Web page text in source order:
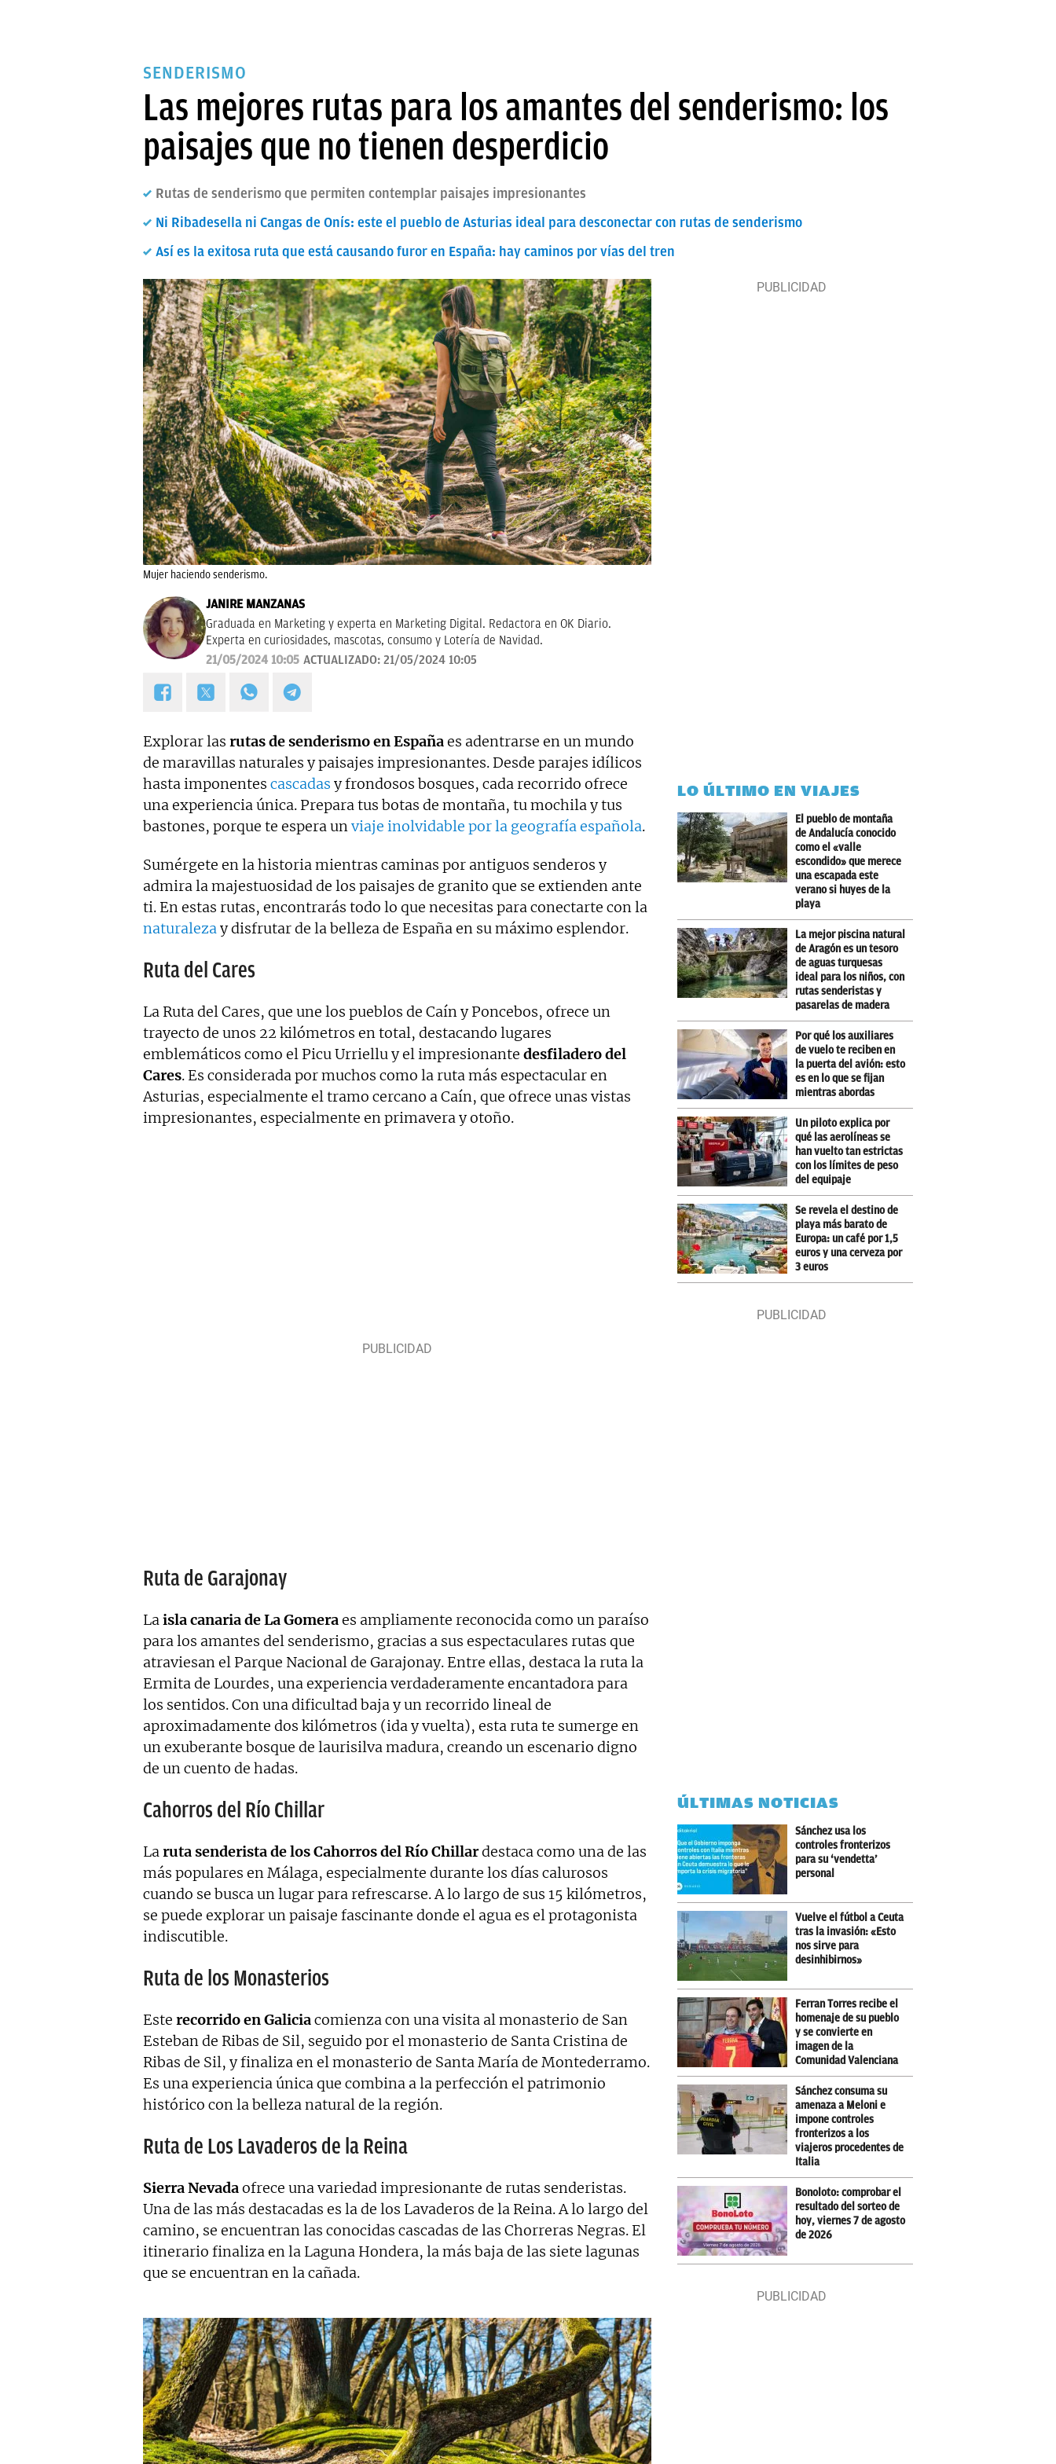
SENDERISMO
Las mejores rutas para los amantes del senderismo: los
paisajes que no tienen desperdicio
Rutas de senderismo que permiten contemplar paisajes impresionantes
Ni Ribadesella ni Cangas de Onís: este el pueblo de Asturias ideal para desconectar con rutas de senderismo
Así es la exitosa ruta que está causando furor en España: hay caminos por vías del tren
Mujer haciendo senderismo.
JANIRE MANZANAS
Graduada en Marketing y experta en Marketing Digital. Redactora en OK Diario.
Experta en curiosidades, mascotas, consumo y Lotería de Navidad.
21/05/2024 10:05 ACTUALIZADO: 21/05/2024 10:05
Explorar las rutas de senderismo en Españaes adentrarse en un mundo
de maravillas naturales y paisajes impresionantes. Desde parajes idílicos
hasta imponentes cascadas y frondosos bosques, cada recorrido ofrece
una experiencia única. Prepara tus botas de montaña, tu mochila y tus
bastones, porque te espera unviaje inolvidable por la geografía española.
Sumérgete en la historia mientras caminas por antiguos senderos y
admira la majestuosidad de los paisajes de granito que se extienden ante
ti. En estas rutas, encontrarás todo lo que necesitas para conectarte con la
naturalezay disfrutar de la belleza de España en su máximo esplendor.
Ruta del Cares
La Ruta del Cares, que une los pueblos de Caín y Poncebos, ofrece un
trayecto de unos 22 kilómetros en total, destacando lugares
emblemáticos como el Picu Urriellu y el impresionante desfiladero del
Cares. Es considerada por muchos como la ruta más espectacular en
Asturias, especialmente el tramo cercano a Caín, que ofrece unas vistas
impresionantes, especialmente en primavera y otoño.
Ruta de Garajonay
Laisla canaria de La Gomeraes ampliamente reconocida como un paraíso
para los amantes del senderismo, gracias a sus espectaculares rutas que
atraviesan el Parque Nacional de Garajonay. Entre ellas, destaca la ruta la
Ermita de Lourdes, una experiencia verdaderamente encantadora para
los sentidos. Con una dificultad baja y un recorrido lineal de
aproximadamente dos kilómetros (ida y vuelta), esta ruta te sumerge en
un exuberante bosque de laurisilva madura, creando un escenario digno
de un cuento de hadas.
Cahorros del Río Chillar
Laruta senderista de los Cahorros del Río Chillardestaca como una de las
más populares en Málaga, especialmente durante los días calurosos
cuando se busca un lugar para refrescarse. A lo largo de sus 15 kilómetros,
se puede explorar un paisaje fascinante donde el agua es el protagonista
indiscutible.
Ruta de los Monasterios
Este recorrido en Galiciacomienza con una visita al monasterio de San
Esteban de Ribas de Sil, seguido por el monasterio de Santa Cristina de
Ribas de Sil, y finaliza en el monasterio de Santa María de Montederramo.
Es una experiencia única que combina a la perfección el patrimonio
histórico con la belleza natural de la región.
Ruta de Los Lavaderos de la Reina
Sierra Nevadaofrece una variedad impresionante de rutas senderistas.
Una de las más destacadas es la de los Lavaderos de la Reina. A lo largo del
camino, se encuentran las conocidas cascadas de las Chorreras Negras. El
itinerario finaliza en la Laguna Hondera, la más baja de las siete lagunas
que se encuentran en la cañada.
LO ÚLTIMO EN VIAJES
El pueblo de montaña
de Andalucía conocido
como el «valle
escondido» que merece
una escapada este
verano si huyes de la
playa
La mejor piscina natural
de Aragón es un tesoro
de aguas turquesas
ideal para los niños, con
rutas senderistas y
pasarelas de madera
Por qué los auxiliares
de vuelo te reciben en
la puerta del avión: esto
es en lo que se fijan
mientras abordas
Un piloto explica por
qué las aerolíneas se
han vuelto tan estrictas
con los límites de peso
del equipaje
Se revela el destino de
playa más barato de
Europa: un café por 1,5
euros y una cerveza por
3 euros
ÚLTIMAS NOTICIAS
Sánchez usa los
controles fronterizos
para su ‘vendetta’
personal
Vuelve el fútbol a Ceuta
tras la invasión: «Esto
nos sirve para
desinhibirnos»
Ferran Torres recibe el
homenaje de su pueblo
y se convierte en
imagen de la
Comunidad Valenciana
Sánchez consuma su
amenaza a Meloni e
impone controles
fronterizos a los
viajeros procedentes de
Italia
Bonoloto: comprobar el
resultado del sorteo de
hoy, viernes 7 de agosto
de 2026